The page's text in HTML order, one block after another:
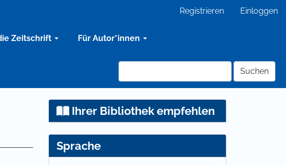
Registrieren Einloggen
Zeitschrift Für Autor*innen
Suchen
Ihrer Bibliothek empfehlen
Sprache